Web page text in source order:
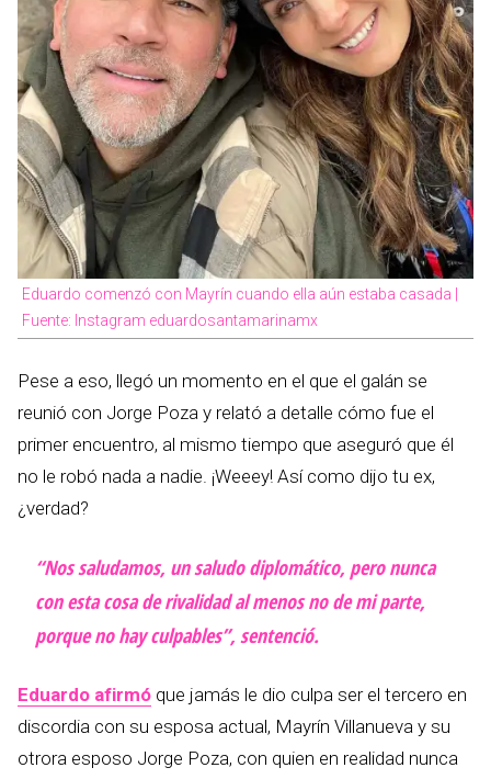
Eduardo comenzó con Mayrín cuando ella aún estaba casada |
Fuente: Instagram eduardosantamarinamx
Pese a eso, llegó un momento en el que el galán se
reunió con Jorge Poza y relató a detalle cómo fue el
primer encuentro, al mismo tiempo que aseguró que él
no le robó nada a nadie. ¡Weeey! Así como dijo tu ex,
¿verdad?
“Nos saludamos, un saludo diplomático, pero nunca
con esta cosa de rivalidad al menos no de mi parte,
porque no hay culpables”, sentenció.
Eduardo afirmó que jamás le dio culpa ser el tercero en
discordia con su esposa actual, Mayrín Villanueva y su
otrora esposo Jorge Poza, con quien en realidad nunca